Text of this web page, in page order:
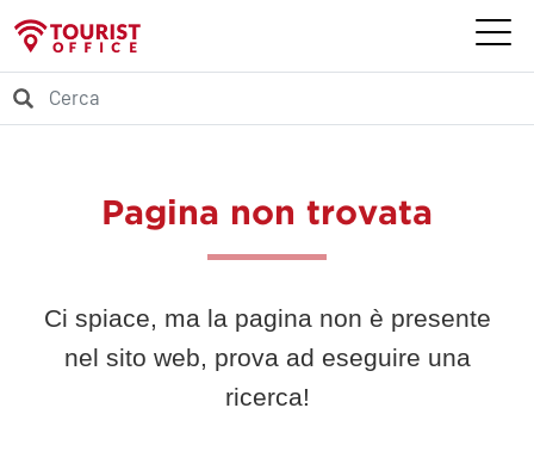
Pagina non trovata
Ci spiace, ma la pagina non è presente
nel sito web, prova ad eseguire una
ricerca!